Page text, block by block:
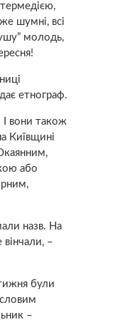
шумні, всі
молодь,
етнограф.
вони також
Київщині
або
назв. На
–
були
–